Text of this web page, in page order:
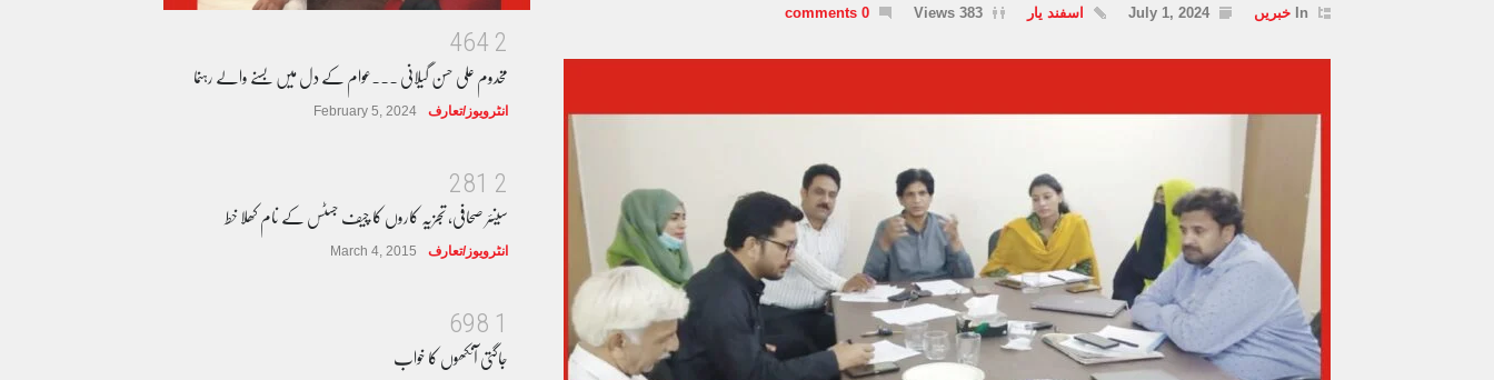
In خبریں July 1, 2024 اسفند یار 383 Views
0 comments
2
4
6
4
مخدوم علی حسن گیلانی ۔۔۔عوام کے دل میں بسنے والے رہنما
انٹرویوز/تعارف February 5, 2024
2
1
8
2
سینئر صحافی، تجزیہ کاروں کا چیف جسٹس کے نام کھلا خط
انٹرویوز/تعارف March 4, 2015
1
8
9
6
جاگتی آنکھوں کا خواب